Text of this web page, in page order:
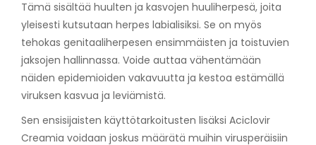
Tämä sisältää huulten ja kasvojen huuliherpesä, joita
yleisesti kutsutaan herpes labialisiksi. Se on myös
tehokas genitaaliherpesen ensimmäisten ja toistuvien
jaksojen hallinnassa. Voide auttaa vähentämään
näiden epidemioiden vakavuutta ja kestoa estämällä
viruksen kasvua ja leviämistä.
Sen ensisijaisten käyttötarkoitusten lisäksi Aciclovir
Creamia voidaan joskus määrätä muihin virusperäisiin